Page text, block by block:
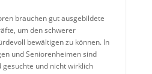
brauchen gut ausgebildete
um den schwerer
bewältigen zu können. In
und Seniorenheimen sind
und nicht wirklich